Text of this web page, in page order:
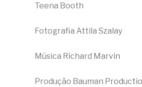
Teena Booth
Fotografia Attila Szalay
Música Richard Marvin
Produção Bauman